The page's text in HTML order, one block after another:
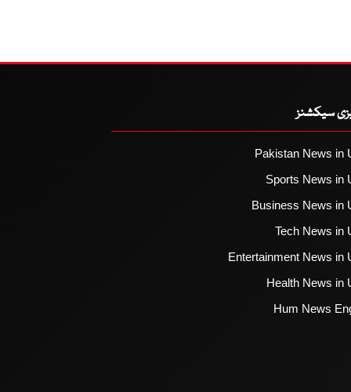
سیکشنز
Pakistan News in
Sports News in
Business News in
Tech News in
Entertainment News in
Health News in
Hum News